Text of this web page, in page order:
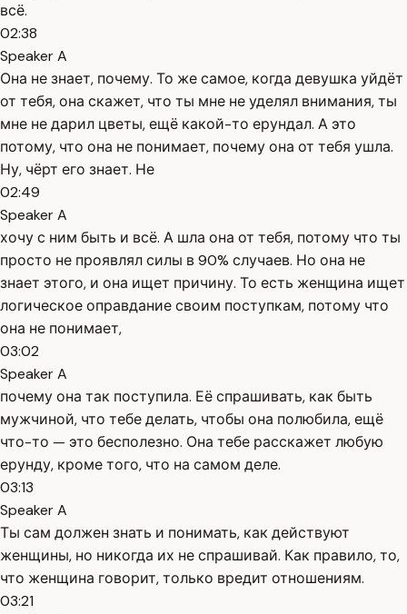
всё.
02:38
Speaker A
Она не знает, почему. То же самое, когда девушка уйдёт
от тебя, она скажет, что ты мне не уделял внимания, ты
мне не дарил цветы, ещё какой-то ерундал. А это
потому, что она не понимает, почему она от тебя ушла.
Ну, чёрт его знает. Не
02:49
Speaker A
хочу с ним быть и всё. А шла она от тебя, потому что ты
просто не проявлял силы в 90% случаев. Но она не
знает этого, и она ищет причину. То есть женщина ищет
логическое оправдание своим поступкам, потому что
она не понимает,
03:02
Speaker A
почему она так поступила. Её спрашивать, как быть
мужчиной, что тебе делать, чтобы она полюбила, ещё
что-то — это бесполезно. Она тебе расскажет любую
ерунду, кроме того, что на самом деле.
03:13
Speaker A
Ты сам должен знать и понимать, как действуют
женщины, но никогда их не спрашивай. Как правило, то,
что женщина говорит, только вредит отношениям.
03:21